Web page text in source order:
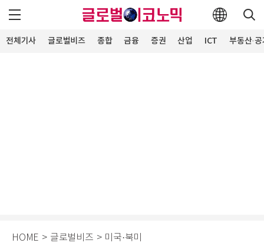
전체기사 글로벌비즈 종합 금융 증권 산업 ICT 부동산·
HOME > 글로벌비즈 > 미국·북미